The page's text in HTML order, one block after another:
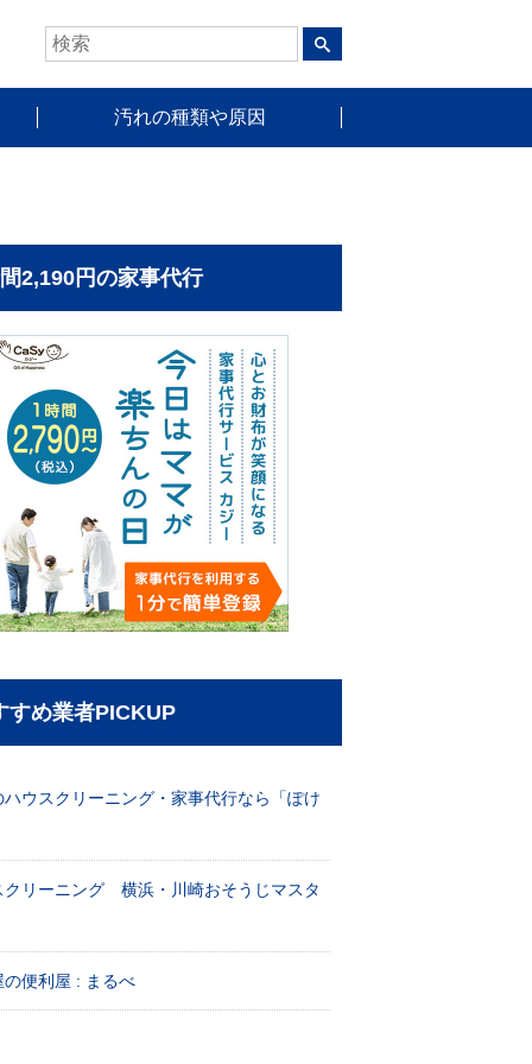
汚れの種類や原因
2,190円の家事代行
すめ業者PICKUP
ハウスクリーニング・家事代行なら「ぽけ
クリーニング 横浜・川崎おそうじマスタ
の便利屋 : まるべ